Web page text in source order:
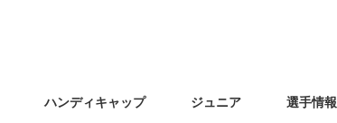
ハンディキャップ ジュニア 選手情報